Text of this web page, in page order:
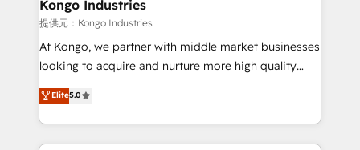
CRM and marketing data, not just implement a
system - Accelerate impact with a partner who
understands both strategy and technology
Kongo Industries
提供元：Kongo Industries
At Kongo, we partner with middle market businesses
looking to acquire and nurture more high quality
leads. We use digital media, marketing cloud,
automation and software integration to drive sales
and, deliver clarity on marketing expenditure.
Elite5.0